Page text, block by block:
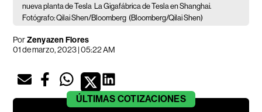
nueva planta de Tesla La Gigafábrica de Tesla en Shanghai.
Fotógrafo: Qilai Shen/Bloomberg (Bloomberg/Qilai Shen)
PorZenyazen Flores
01 de marzo, 2023 | 05:22 AM
ÚLTIMAS COTIZACIONES